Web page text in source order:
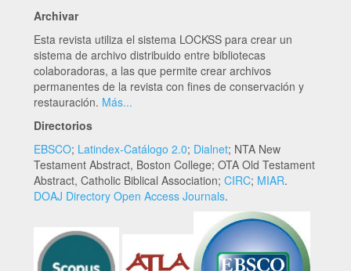
Archivar
Esta revista utiliza el sistema LOCKSS para crear un
sistema de archivo distribuido entre bibliotecas
colaboradoras, a las que permite crear archivos
permanentes de la revista con fines de conservación y
restauración. Más...
Directorios
EBSCO; Latindex-Catálogo 2.0; Dialnet; NTA New
Testament Abstract, Boston College; OTA Old Testament
Abstract, Catholic Biblical Association; CIRC; MIAR.
DOAJ Directory Open Access Journals.